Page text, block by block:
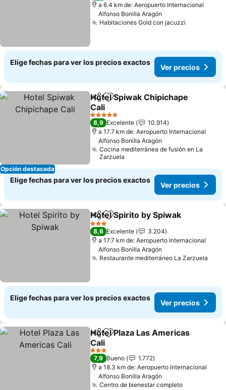
a 6.4 km de: Aeropuerto Internacional
Alfonso Bonilla Aragón
Habitaciones Gold con jacuzzi
Elige fechas para ver los precios exactos
Ver precios
Opción destacada
CompartirAgregar a favoritos
Hotel Spiwak Chipichape
Cali
5 Estrellas
8,9 Excelente
10.914
a 17.7 km de: Aeropuerto Internacional
Alfonso Bonilla Aragón
Cocina mediterránea de fusión en La
Zarzuela
Elige fechas para ver los precios exactos
Ver precios
CompartirAgregar a favoritos
Hotel Spirito by Spiwak
3 Estrellas
8,6 Excelente
3.204
a 17.7 km de: Aeropuerto Internacional
Alfonso Bonilla Aragón
Restaurante mediterráneo La Zarzuela
Elige fechas para ver los precios exactos
Ver precios
CompartirAgregar a favoritos
Hotel Plaza Las Americas
Cali
3 Estrellas
7,9 Bueno
1.772
a 18.3 km de: Aeropuerto Internacional
Alfonso Bonilla Aragón
Centro de bienestar completo